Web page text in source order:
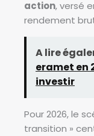
action, versé
rendement
A lire
eramet en
investir
Pour 2026, le
transition »